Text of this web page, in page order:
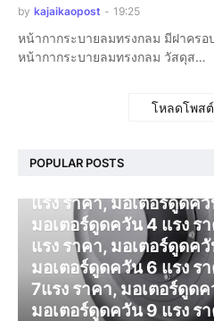
by kajaikaopost - 19:25
หน้ากากระบายลมทรงกลม มีฝาครอ
หน้ากากระบายลมทรงกลม วัสดุส…
โหลดโพสต์
POPULAR POSTS
แรง ราคา, มอเตอร์ดูดค
มอเตอร์ดูดควัน 4 แรง ร
แรง ราคา, มอเตอร์ดูดค
มอเตอร์ดูดควัน 6 แรง ร
7แรง ราคา, มอเตอร์ดูด
มอเตอร์ดูดควัน 9 แรง ร